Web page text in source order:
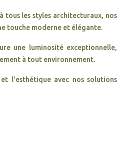
tous les styles architecturaux, nos
touche moderne et élégante.
une luminosité exceptionnelle,
à tout environnement.
l'esthétique avec nos solutions